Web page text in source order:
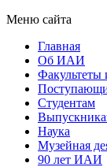
Меню сайта
Главная
Об ИАИ
Факультеты
Студентам
Наука
Музейная
90 лет ИАИ